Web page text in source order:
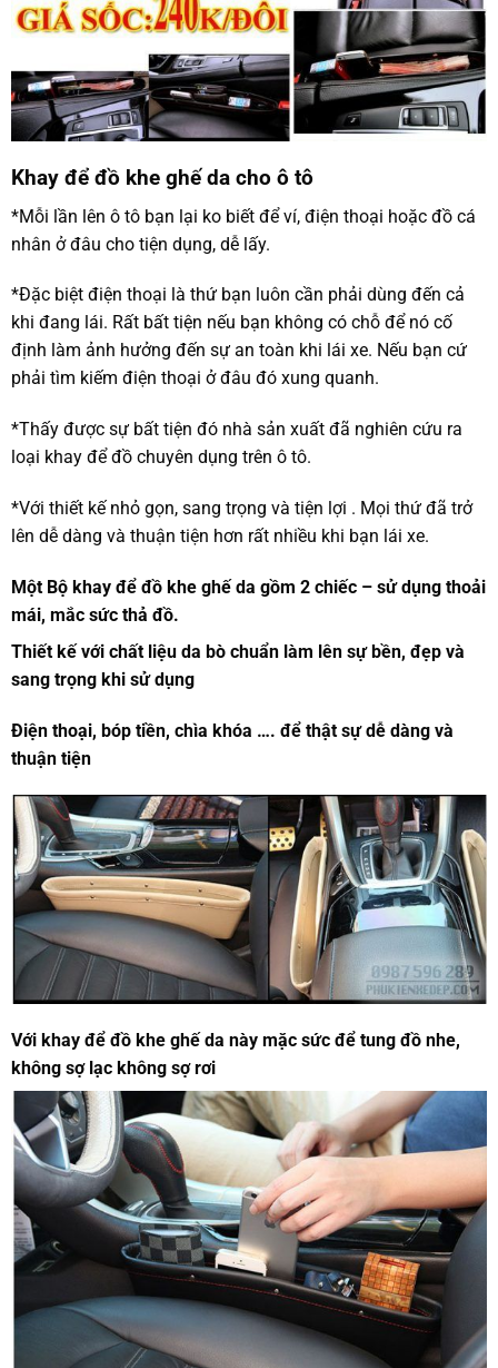
Khay để đồ khe ghế da cho ô tô
*Mỗi lần lên ô tô bạn lại ko biết để ví, điện thoại hoặc đồ cá
nhân ở đâu cho tiện dụng, dễ lấy.
*Đặc biệt điện thoại là thứ bạn luôn cần phải dùng đến cả
khi đang lái. Rất bất tiện nếu bạn không có chỗ để nó cố
định làm ảnh hưởng đến sự an toàn khi lái xe. Nếu bạn cứ
phải tìm kiếm điện thoại ở đâu đó xung quanh.
*Thấy được sự bất tiện đó nhà sản xuất đã nghiên cứu ra
loại khay để đồ chuyên dụng trên ô tô.
*Với thiết kế nhỏ gọn, sang trọng và tiện lợi . Mọi thứ đã trở
lên dễ dàng và thuận tiện hơn rất nhiều khi bạn lái xe.
Một Bộ khay để đồ khe ghế da gồm 2 chiếc – sử dụng thoải
mái, mắc sức thả đồ.
Thiết kế với chất liệu da bò chuẩn làm lên sự bền, đẹp và
sang trọng khi sử dụng
Điện thoại, bóp tiền, chìa khóa …. để thật sự dễ dàng và
thuận tiện
Với khay để đồ khe ghế da này mặc sức để tung đồ nhe,
không sợ lạc không sợ rơi